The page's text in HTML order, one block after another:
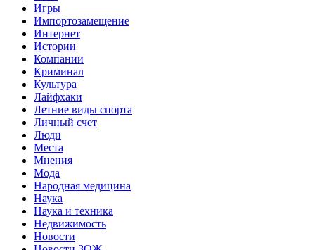
Игры
Импортозамещение
Интернет
Истории
Компании
Криминал
Культура
Лайфхаки
Летние виды спорта
Личный счет
Люди
Места
Мнения
Мода
Народная медицина
Наука
Наука и техника
Недвижимость
Новости